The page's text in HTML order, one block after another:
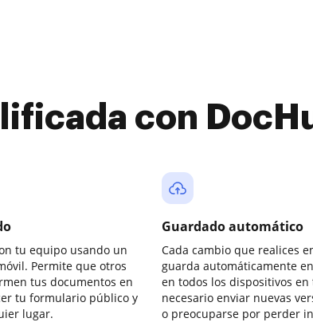
con
tu equipo usando un
Permite que otros
tus documentos en
tu formulario público y
lugar.
Guardado automático
Cada cambio que realices
guarda automáticamente
en todos los dispositivos
necesario enviar nuevas
o preocuparse por perder